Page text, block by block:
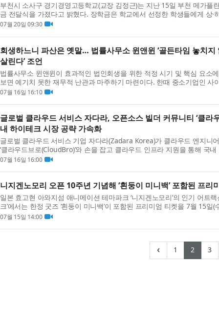
부천시 소사구 경기경영고등학교(교장 김정근)는 지난 15일 부천 메가플
금 전달식을 가졌다고 밝혔다. 장학금은 학교에서 선정한 학생들에게 상
원이 지급...
07월 20일 09:30
회생하느니 파산은 옛말… 법률사무소 윈앤윈 ‘골든타임 놓치
살린다’ 조언
법률사무소 윈앤윈이 효과적인 법인회생을 위한 적정 시기 및 핵심 요소
보면 예기치 못한 재무적 난관과 마주하기 마련이다. 한때 중소기업인 사
리 파...
07월 16일 16:10
글로벌 클라우드 서비스 자다라, 오픈소스 빌더 커뮤니티 ‘클라
내 하이테크 시장 공략 가속화
글로벌 클라우드 서비스 기업 자다라(Zadara Korea)가 클라우드 엔지니
‘클라우드브로(CloudBro)’와 손을 잡고 클라우드 인프라 지원을 통해 국
저변 확...
07월 16일 16:00
니지겐노모리 오픈 10주년 기념해 ‘흰둥이 미니백’ 포함된 프리
일본 효고현 아와지섬 애니메이션 테마파크 ‘니지겐노모리’의 인기 어트
크’에서는 한정 굿즈 ‘흰둥이 미니백’이 포함된 프리미엄 티켓을 7월 15일
이용 개...
07월 15일 14:00
‹ 1 (current)
2 3